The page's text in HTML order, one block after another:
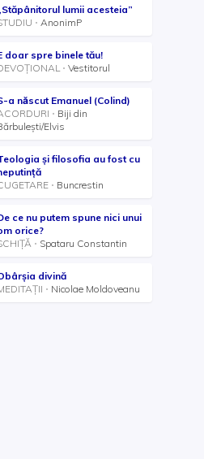
lumii acesteia”
AnonimP
doar spre binele tău!
Vestitorul
a născut Emanuel (Colind)
Biji din
Elvis
şi filosofia au fost cu
Buncrestin
ce nu putem spune nici unui
orice?
Spataru Constantin
divină
Nicolae Moldoveanu